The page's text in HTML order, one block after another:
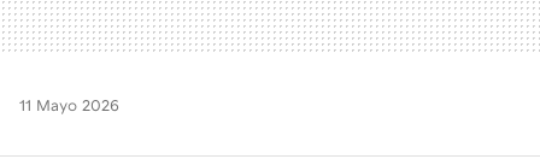
11 Mayo 2026